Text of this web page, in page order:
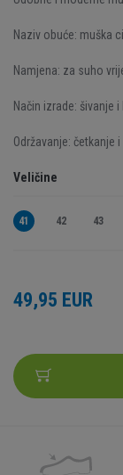
Naziv obuće: muška
Namjena: za suho
Način izrade: šivanje
Održavanje: četkanje
Veličine
41 42 43
49,95 EUR